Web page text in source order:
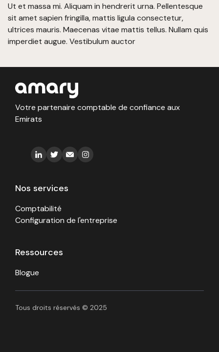
Ut et massa mi. Aliquam in hendrerit urna. Pellentesque
sit amet sapien fringilla, mattis ligula consectetur,
ultrices mauris. Maecenas vitae mattis tellus. Nullam quis
imperdiet augue. Vestibulum auctor
Votre partenaire comptable de confiance aux
Emirats
Nos services
Comptabilité
Configuration de l'entreprise
Ressources
Blogue
Tous droits réservés © 2025